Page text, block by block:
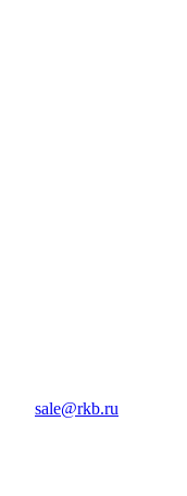
sale@rkb.ru